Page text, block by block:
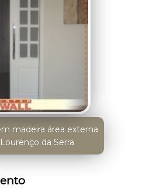
madeira área externa
da Serra